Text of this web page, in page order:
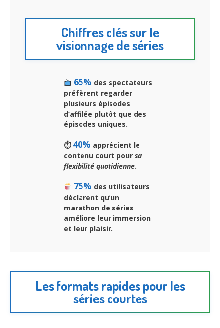
Chiffres clés sur le
visionnage de séries
65% des spectateurs
préfèrent regarder
plusieurs épisodes
d’affilée plutôt que des
épisodes uniques.
⏱ 40% apprécient le
contenu court pour sa
flexibilité quotidienne.
75% des utilisateurs
déclarent qu’un
marathon de séries
améliore leur immersion
et leur plaisir.
Les formats rapides pour les
séries courtes